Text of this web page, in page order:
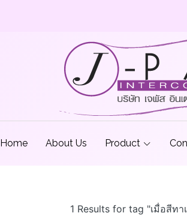
Home About Us Product
1 Results for tag "เมื่อสีทา